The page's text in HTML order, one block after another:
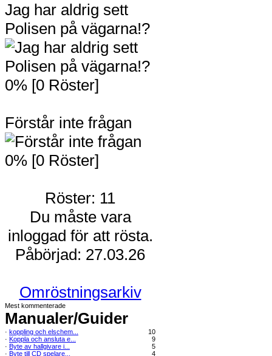
Jag har aldrig sett
Polisen på vägarna!?
0% [0 Röster]
Förstår inte frågan
0% [0 Röster]
Röster: 11
Du måste vara
inloggad för att rösta.
Påbörjad: 27.03.26
Omröstningsarkiv
Mest kommenterade
Manualer/Guider
· koppling och elschem...
10
· Koppla och ansluta e...
9
· Byte av hallgivare i...
5
· Byte till CD spelare... 4